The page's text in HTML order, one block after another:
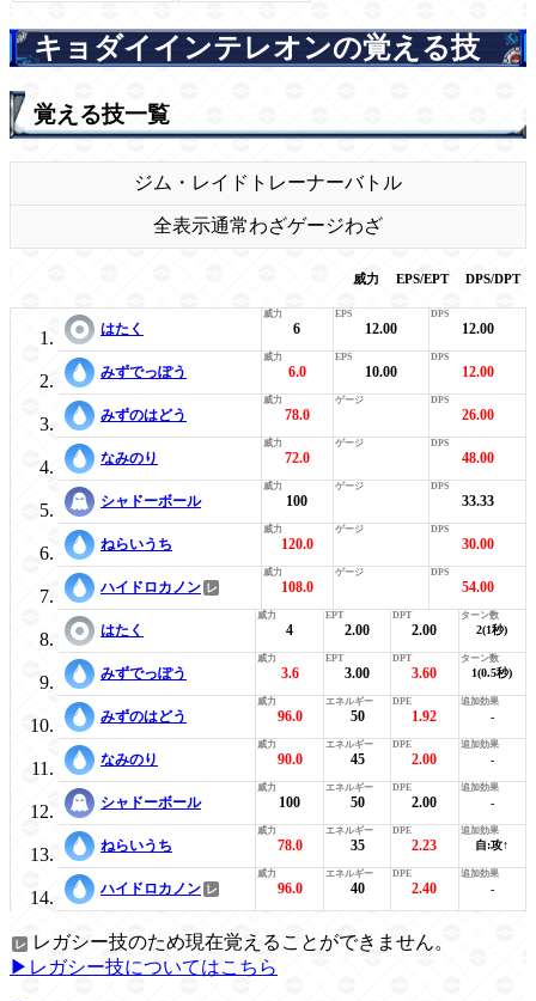
キョダイインテレオンの覚える技
覚える技一覧
ジム・レイド トレーナーバトル
全表示通常わざゲージわざ
威力 EPS/EPT DPS/DPT
はたく 6 12.00 12.00
みずでっぽう 6.0 10.00 12.00
みずのはどう 78.0 26.00
なみのり 72.0 48.00
シャドーボール 100 33.33
ねらいうち 120.0 30.00
ハイドロカノン 108.0 54.00
はたく 4 2.00 2.00 2(1秒)
みずでっぽう 3.6 3.00 3.60 1(0.5秒)
みずのはどう 96.0 50 1.92 -
なみのり 90.0 45 2.00 -
シャドーボール 100 50 2.00 -
ねらいうち 78.0 35 2.23 自:攻↑
ハイドロカノン 96.0 40 2.40 -
レガシー技のため現在覚えることができません。
▶レガシー技についてはこちら